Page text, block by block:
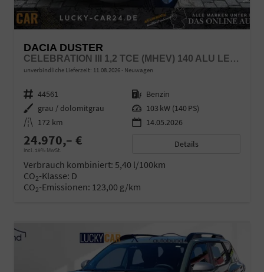
DACIA DUSTER
CELEBRATION III 1,2 TCE (MHEV) 140 ALU LED LINK LR
unverbindliche Lieferzeit: 11.08.2026 Neuwagen
Fahrzeugnr. 44561 Kraftstoff Benzin
Außenfarbe grau / dolomitgrau Leistung 103 kW (140 PS)
Kilometerstand 172 km 14.05.2026
24.970,– €
incl. 19% MwSt.
Details
Verbrauch kombiniert: 5,40 l/100km
CO2-Klasse: D
CO2-Emissionen: 123,00 g/km